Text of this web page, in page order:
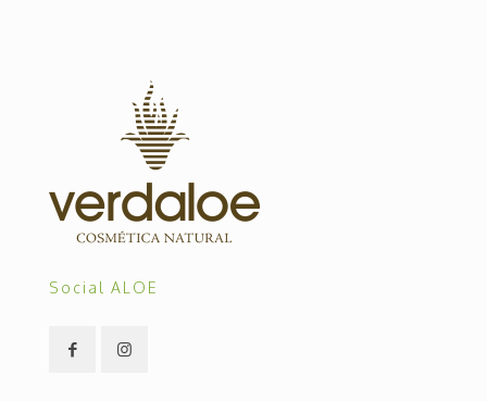
Social ALOE